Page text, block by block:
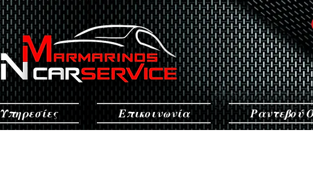
Υπηρεσίες Επικοινωνία Ραντεβού